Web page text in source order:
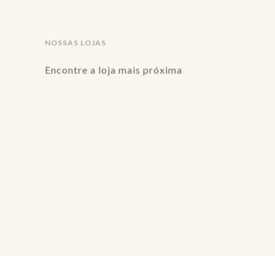
NOSSAS LOJAS
Encontre a loja mais próxima